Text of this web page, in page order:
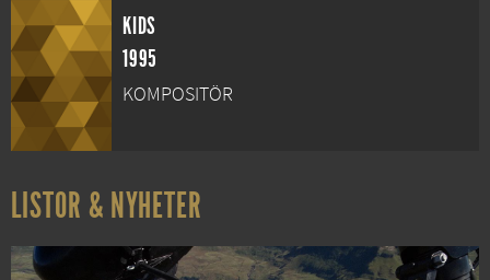
KIDS
1995
KOMPOSITÖR
LISTOR & NYHETER